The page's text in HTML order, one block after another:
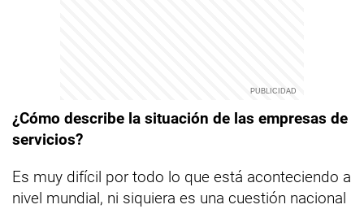
¿Cómo describe la situación de las empresas de
servicios?
Es muy difícil por todo lo que está aconteciendo a
nivel mundial, ni siquiera es una cuestión nacional